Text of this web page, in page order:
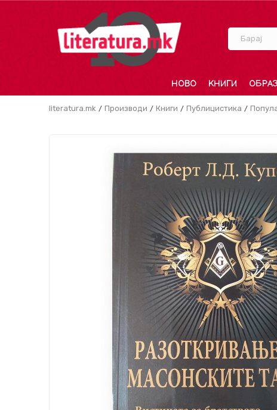
Барај
НОВО КНИГИ
literatura.mk Производи Книги Публицистика